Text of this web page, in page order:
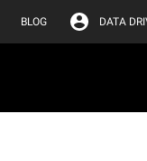
BLOG DATA